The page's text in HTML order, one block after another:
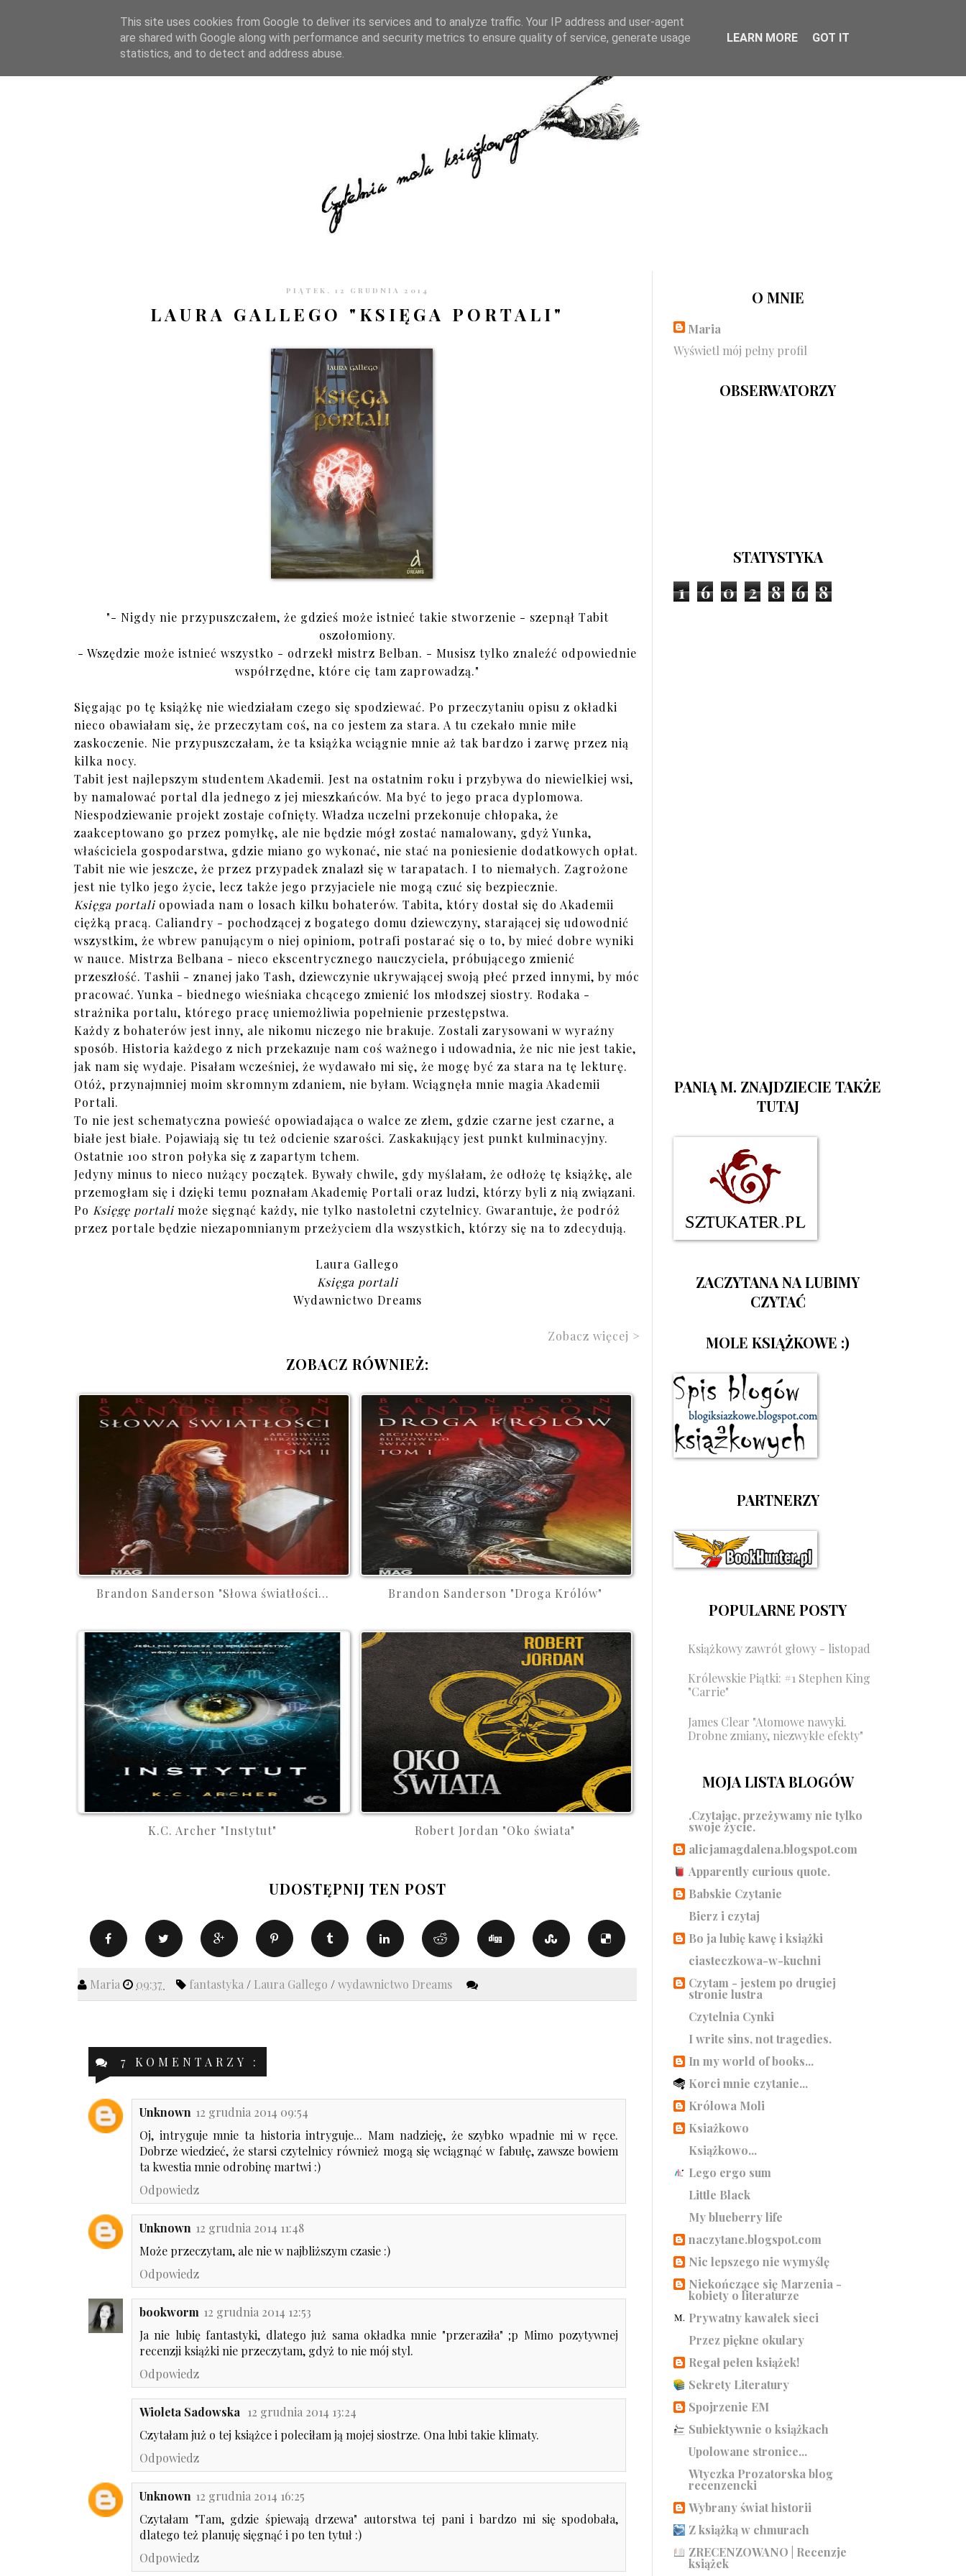
STRONA GŁÓWNA WSPÓŁPRACA RECENZJE O STRONIE KONTAKT CZYTELNIA PO GODZINACH
PIĄTEK, 12 GRUDNIA 2014
LAURA GALLEGO "KSIĘGA PORTALI"
"- Nigdy nie przypuszczałem, że gdzieś może istnieć takie stworzenie - szepnął Tabit
oszołomiony.
- Wszędzie może istnieć wszystko - odrzekł mistrz Belban. - Musisz tylko znaleźć odpowiednie
współrzędne, które cię tam zaprowadzą."
Sięgając po tę książkę nie wiedziałam czego się spodziewać. Po przeczytaniu opisu z okładki
nieco obawiałam się, że przeczytam coś, na co jestem za stara. A tu czekało mnie miłe
zaskoczenie. Nie przypuszczałam, że ta książka wciągnie mnie aż tak bardzo i zarwę przez nią
kilka nocy.
Tabit jest najlepszym studentem Akademii. Jest na ostatnim roku i przybywa do niewielkiej wsi,
by namalować portal dla jednego z jej mieszkańców. Ma być to jego praca dyplomowa.
Niespodziewanie projekt zostaje cofnięty. Władza uczelni przekonuje chłopaka, że
zaakceptowano go przez pomyłkę, ale nie będzie mógł zostać namalowany, gdyż Yunka,
właściciela gospodarstwa, gdzie miano go wykonać, nie stać na poniesienie dodatkowych opłat.
Tabit nie wie jeszcze, że przez przypadek znalazł się w tarapatach. I to niemałych. Zagrożone
jest nie tylko jego życie, lecz także jego przyjaciele nie mogą czuć się bezpiecznie.
Księga portali opowiada nam o losach kilku bohaterów. Tabita, który dostał się do Akademii
ciężką pracą. Caliandry - pochodzącej z bogatego domu dziewczyny, starającej się udowodnić
wszystkim, że wbrew panującym o niej opiniom, potrafi postarać się o to, by mieć dobre wyniki
w nauce. Mistrza Belbana - nieco ekscentrycznego nauczyciela, próbującego zmienić
przeszłość. Tashii - znanej jako Tash, dziewczynie ukrywającej swoją płeć przed innymi, by móc
pracować. Yunka - biednego wieśniaka chcącego zmienić los młodszej siostry. Rodaka -
strażnika portalu, którego pracę uniemożliwia popełnienie przestępstwa.
Każdy z bohaterów jest inny, ale nikomu niczego nie brakuje. Zostali zarysowani w wyraźny
sposób. Historia każdego z nich przekazuje nam coś ważnego i udowadnia, że nic nie jest takie,
jak nam się wydaje. Pisałam wcześniej, że wydawało mi się, że mogę być za stara na tę lekturę.
Otóż, przynajmniej moim skromnym zdaniem, nie byłam. Wciągnęła mnie magia Akademii
Portali.
To nie jest schematyczna powieść opowiadająca o walce ze złem, gdzie czarne jest czarne, a
białe jest białe. Pojawiają się tu też odcienie szarości. Zaskakujący jest punkt kulminacyjny.
Ostatnie 100 stron połyka się z zapartym tchem.
Jedyny minus to nieco nużący początek. Bywały chwile, gdy myślałam, że odłożę tę książkę, ale
przemogłam się i dzięki temu poznałam Akademię Portali oraz ludzi, którzy byli z nią związani.
Po Księgę portali może sięgnąć każdy, nie tylko nastoletni czytelnicy. Gwarantuje, że podróż
przez portale będzie niezapomnianym przeżyciem dla wszystkich, którzy się na to zdecydują.
Laura Gallego
Księga portali
Wydawnictwo Dreams
Zobacz więcej >
ZOBACZ RÓWNIEŻ:
Brandon Sanderson "Słowa światłości... Brandon Sanderson "Droga Królów"
K.C. Archer "Instytut" Robert Jordan "Oko świata"
UDOSTĘPNIJ TEN POST
Maria 09:37 fantastyka / Laura Gallego /wydawnictwo Dreams
7 KOMENTARZY :
Unknown 12 grudnia 2014 09:54
Oj, intryguje mnie ta historia intryguje... Mam nadzieję, że szybko wpadnie mi w ręce.
Dobrze wiedzieć, że starsi czytelnicy również mogą się wciągnąć w fabułę, zawsze bowiem
ta kwestia mnie odrobinę martwi :)
Odpowiedz
Unknown 12 grudnia 2014 11:48
Może przeczytam, ale nie w najbliższym czasie :)
Odpowiedz
bookworm 12 grudnia 2014 12:53
Ja nie lubię fantastyki, dlatego już sama okładka mnie "przeraziła" ;p Mimo pozytywnej
recenzji książki nie przeczytam, gdyż to nie mój styl.
Odpowiedz
Wioleta Sadowska 12 grudnia 2014 13:24
Czytałam już o tej książce i poleciłam ją mojej siostrze. Ona lubi takie klimaty.
Odpowiedz
Unknown 12 grudnia 2014 16:25
Czytałam "Tam, gdzie śpiewają drzewa" autorstwa tej pani i bardzo mi się spodobała,
dlatego też planuję sięgnąć i po ten tytuł :)
Odpowiedz
O MNIE
Maria
Wyświetl mój pełny profil
OBSERWATORZY
STATYSTYKA
1 6 0 2 8 6 8
PANIĄ M. ZNAJDZIECIE TAKŻE
TUTAJ
ZACZYTANA NA LUBIMY
CZYTAĆ
MOLE KSIĄŻKOWE :)
PARTNERZY
POPULARNE POSTY
Książkowy zawrót głowy - listopad
Królewskie Piątki: #1 Stephen King
"Carrie"
James Clear "Atomowe nawyki.
Drobne zmiany, niezwykłe efekty"
MOJA LISTA BLOGÓW
.Czytając, przeżywamy nie tylko
swoje życie.
alicjamagdalena.blogspot.com
Apparently curious quote.
Babskie Czytanie
Bierz i czytaj
Bo ja lubię kawę i książki
ciasteczkowa-w-kuchni
Czytam - jestem po drugiej
stronie lustra
Czytelnia Cynki
I write sins, not tragedies.
In my world of books...
Korci mnie czytanie...
Królowa Moli
Ksiażkowo
Książkowo...
Lego ergo sum
Little Black
My blueberry life
naczytane.blogspot.com
Nic lepszego nie wymyślę
Niekończące się Marzenia -
kobiety o literaturze
Prywatny kawałek sieci
Przez piękne okulary
Regał pełen książek!
Sekrety Literatury
Spojrzenie EM
Subiektywnie o książkach
Upolowane stronice...
Wtyczka Prozatorska blog
recenzencki
Wybrany świat historii
Z książką w chmurach
ZRECENZOWANO | Recenzje
książek
This site uses cookies from Google to deliver its services and to analyze traffic. Your IP address and user-agent
are shared with Google along with performance and security metrics to ensure quality of service, generate usage
statistics, and to detect and address abuse.
LEARN MORE GOT IT